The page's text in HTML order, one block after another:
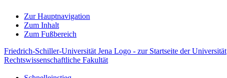
Zur Hauptnavigation
Zum Inhalt
Zum Fußbereich
Friedrich-Schiller-Universität Jena Logo - zur Startseite der Universität
Rechtswissenschaftliche Fakultät